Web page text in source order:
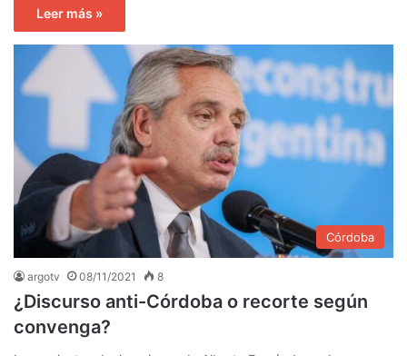
Leer más »
Córdoba
argotv 08/11/2021 8
¿Discurso anti-Córdoba o recorte según
convenga?